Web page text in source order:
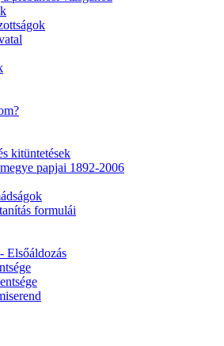
kitüntetések
papjai 1892-2006
formulái
Elsőáldozás